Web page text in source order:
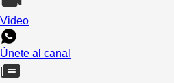
Video
Únete al canal